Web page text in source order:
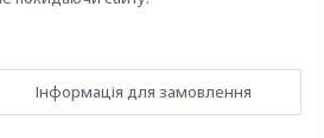
Інформація для замовлення